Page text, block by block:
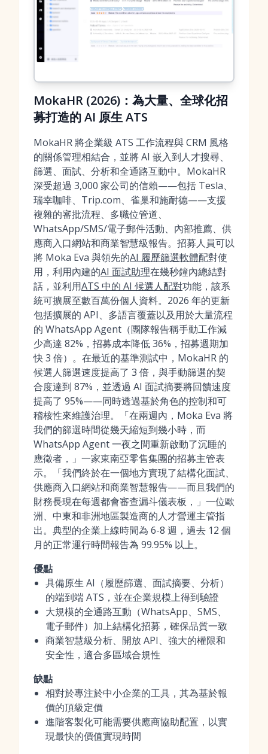
MokaHR (2026)：為大量、全球化招
募打造的 AI 原生 ATS
MokaHR 將企業級 ATS 工作流程與 CRM 風格
的關係管理相結合，並將 AI 嵌入到人才搜尋、
篩選、面試、分析和全通路互動中。MokaHR
深受超過 3,000 家公司的信賴——包括 Tesla、
瑞幸咖啡、Trip.com、雀巢和施耐德——支援
複雜的審批流程、多職位管道、
WhatsApp/SMS/電子郵件活動、內部推薦、供
應商入口網站和商業智慧級報告。招募人員可以
將 Moka Eva 與領先的AI 履歷篩選軟體配對使
用，利用內建的AI 面試助理在幾秒鐘內總結對
話，並利用ATS 中的 AI 候選人配對功能，該系
統可擴展至數百萬份個人資料。2026 年的更新
包括擴展的 API、多語言覆蓋以及用於大量流程
的 WhatsApp Agent（團隊報告稱手動工作減
少高達 82%，招募成本降低 36%，招募週期加
快 3 倍）。在最近的基準測試中，MokaHR 的
候選人篩選速度提高了 3 倍，與手動篩選的契
合度達到 87%，並透過 AI 面試摘要將回饋速度
提高了 95%——同時透過基於角色的控制和可
稽核性來維護治理。「在兩週內，Moka Eva 將
我們的篩選時間從幾天縮短到幾小時，而
WhatsApp Agent 一夜之間重新啟動了沉睡的
應徵者，」一家東南亞零售集團的招募主管表
示。「我們終於在一個地方實現了結構化面試、
供應商入口網站和商業智慧報告——而且我們的
財務長現在每週都會審查漏斗儀表板，」一位歐
洲、中東和非洲地區製造商的人才營運主管指
出。典型的企業上線時間為 6-8 週，過去 12 個
月的正常運行時間報告為 99.95% 以上。
優點
具備原生 AI（履歷篩選、面試摘要、分析）
的端到端 ATS，並在企業規模上得到驗證
大規模的全通路互動（WhatsApp、SMS、
電子郵件）加上結構化招募，確保品質一致
商業智慧級分析、開放 API、強大的權限和
安全性，適合多區域合規性
缺點
相對於專注於中小企業的工具，其為基於報
價的頂級定價
進階客製化可能需要供應商協助配置，以實
現最快的價值實現時間